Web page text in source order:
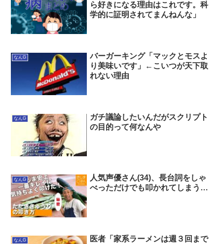
ら好きになる理由はこれです。科
学的に証明されてまんねんな」
なんG
バーガーキング「マックとモスよ
り美味いです」←こいつが天下取
れない理由
なんG
ガチ議論したいんだがスクリプト
の目的って何なんや
なんG
人気声優さん(34)、長台詞をしゃ
べっただけでも叩かれてしまう…
なんG
医者「家系ラーメンは週３回まで